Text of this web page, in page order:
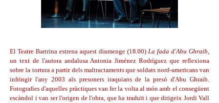
El Teatre Bartrina estrena aquest diumenge (18.00) La fada d'Abu Ghraib,
un text de l'autora andalusa Antonia Jiménez Rodríguez que reflexiona
sobre la tortura a partir dels maltractaments que soldats nord-americans van
infringir l'any 2003 als presoners iraquians de la presó d'Abu Ghraib.
Fotografies d'aquelles pràctiques van fer la volta al món amb el consegüent
escàndol i van ser l'origen de l'obra, que ha traduït i que dirigeix Jordi Vall